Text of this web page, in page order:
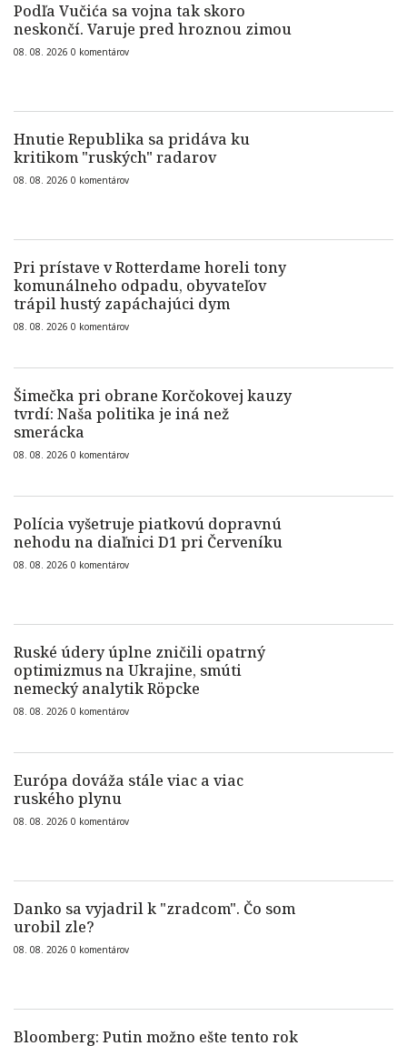
Podľa Vučića sa vojna tak skoro
neskončí. Varuje pred hroznou zimou
08. 08. 2026 0 komentárov
Hnutie Republika sa pridáva ku
kritikom "ruských" radarov
08. 08. 2026 0 komentárov
Pri prístave v Rotterdame horeli tony
komunálneho odpadu, obyvateľov
trápil hustý zapáchajúci dym
08. 08. 2026 0 komentárov
Šimečka pri obrane Korčokovej kauzy
tvrdí: Naša politika je iná než
smerácka
08. 08. 2026 0 komentárov
Polícia vyšetruje piatkovú dopravnú
nehodu na diaľnici D1 pri Červeníku
08. 08. 2026 0 komentárov
Ruské údery úplne zničili opatrný
optimizmus na Ukrajine, smúti
nemecký analytik Röpcke
08. 08. 2026 0 komentárov
Európa dováža stále viac a viac
ruského plynu
08. 08. 2026 0 komentárov
Danko sa vyjadril k "zradcom". Čo som
urobil zle?
08. 08. 2026 0 komentárov
Bloomberg: Putin možno ešte tento rok